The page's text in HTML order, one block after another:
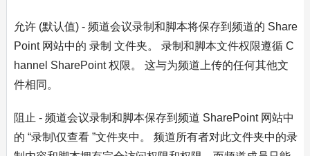
允许 (默认值) - 频道会议录制和脚本将保存到频道的 Share
Point 网站中的 录制 文件夹。 录制和脚本文件权限遵循 C
hannel SharePoint 权限。 这与为频道上传的任何其他文
件相同。
阻止 - 频道会议录制和脚本保存到频道 SharePoint 网站中
的 “录制\仅查看 ”文件夹中。 频道所有者对此文件夹中的录